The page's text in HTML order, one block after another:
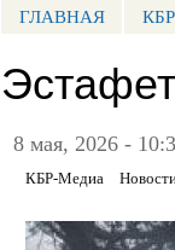
ГЛАВНАЯ
8 мая, 2026 -
КБР-Медиа